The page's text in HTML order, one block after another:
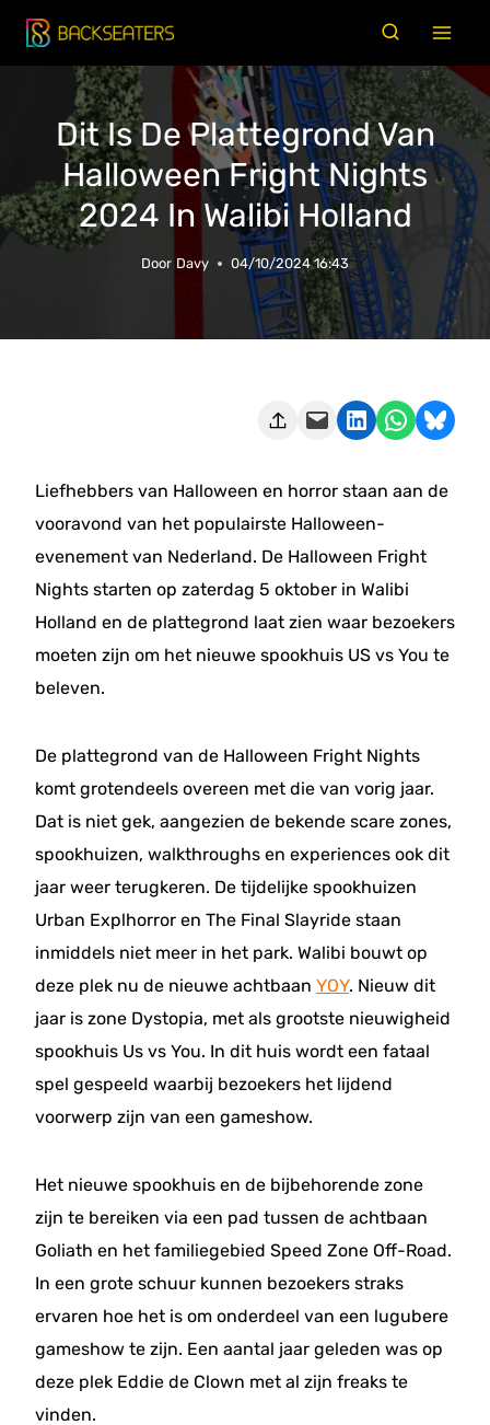
Doorgaan
naar
Dit Is De Plattegrond Van
Halloween Fright Nights
2024 In Walibi Holland
Door Davy 04/10/2024 16:43
Deze pagina e-mailen Delen op LinkedIn Delen via WhatsApp Share on Bluesky
Liefhebbers van Halloween en horror staan aan de
vooravond van het populairste Halloween-
evenement van Nederland. De Halloween Fright
Nights starten op zaterdag 5 oktober in Walibi
Holland en de plattegrond laat zien waar bezoekers
moeten zijn om het nieuwe spookhuis US vs You te
beleven.
De plattegrond van de Halloween Fright Nights
komt grotendeels overeen met die van vorig jaar.
Dat is niet gek, aangezien de bekende scare zones,
spookhuizen, walkthroughs en experiences ook dit
jaar weer terugkeren. De tijdelijke spookhuizen
Urban Explhorror en The Final Slayride staan
inmiddels niet meer in het park. Walibi bouwt op
deze plek nu de nieuwe achtbaan YOY. Nieuw dit
jaar is zone Dystopia, met als grootste nieuwigheid
spookhuis Us vs You. In dit huis wordt een fataal
spel gespeeld waarbij bezoekers het lijdend
voorwerp zijn van een gameshow.
Het nieuwe spookhuis en de bijbehorende zone
zijn te bereiken via een pad tussen de achtbaan
Goliath en het familiegebied Speed Zone Off-Road.
In een grote schuur kunnen bezoekers straks
ervaren hoe het is om onderdeel van een lugubere
gameshow te zijn. Een aantal jaar geleden was op
deze plek Eddie de Clown met al zijn freaks te
vinden.